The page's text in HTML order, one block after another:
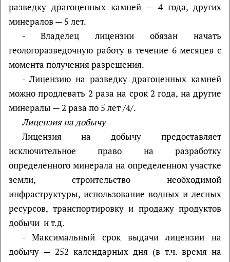
разведку драгоценных камней — 4 года, других
минералов — 5 лет.
- Владелец лицензии обязан начать
геологоразведочную работу в течение 6 месяцев с
момента получения разрешения.
- Лицензию на разведку драгоценных камней
можно продлевать 2 раза на срок 2 года, на другие
минералы — 2 раза по 5 лет /4/.
Лицензия на добычу
Лицензия на добычу предоставляет
исключительное право на разработку
определенного минерала на определенном участке
земли, строительство необходимой
инфраструктуры, использование водных и лесных
ресурсов, транспортировку и продажу продуктов
добычи и т.д.
- Максимальный срок выдачи лицензии на
добычу — 252 календарных дня (в т.ч. время на